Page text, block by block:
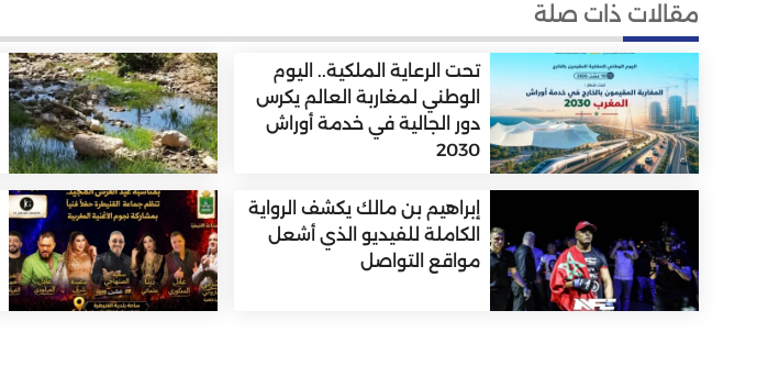
مقالات ذات صلة
تحت الرعاية الملكية.. اليوم
الوطني لمغاربة العالم يكرس
دور الجالية في خدمة أوراش
2030
إبراهيم بن مالك يكشف الرواية
الكاملة للفيديو الذي أشعل
مواقع التواصل